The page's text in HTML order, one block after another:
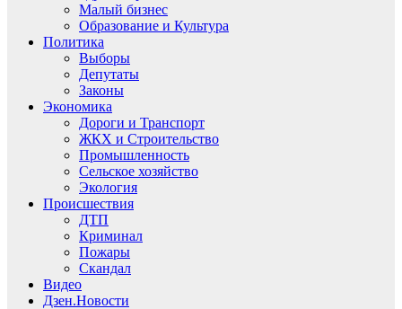
Малый бизнес
Образование и Культура
Политика
Выборы
Депутаты
Законы
Экономика
Дороги и Транспорт
ЖКХ и Строительство
Промышленность
Сельское хозяйство
Экология
Происшествия
ДТП
Криминал
Пожары
Скандал
Видео
Дзен.Новости